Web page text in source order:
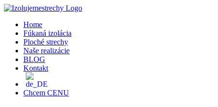
Skip
contentHome
Fúkaná izolácia
Ploché strechy
Naše realizácie
BLOG
Kontakt
Chcem CENU